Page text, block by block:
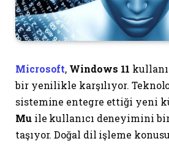
Microsoft, Windows 11
bir yenilikle karşılıyor.
sistemine entegre ettiği yeni
Muile kullanıcı deneyimini
taşıyor. Doğal dil işleme